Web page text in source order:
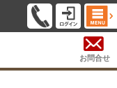
お問合せ